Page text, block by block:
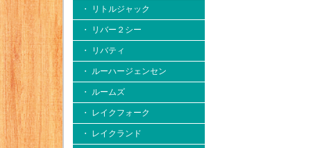
・ リトルジャック
・ リバー２シー
・ リバティ
・ ルーハージェンセン
・ ルームズ
・ レイクフォーク
・ レイクランド